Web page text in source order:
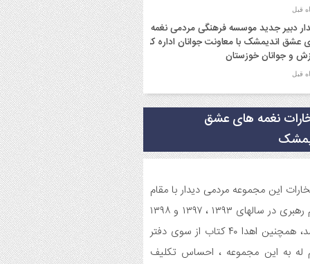
دبیر جدید موسسه فرهنگی مردمی نغمه
عشق اندیمشک با معاونت جوانان اداره کل
و جوانان خوزستان
دبیر موسسه فرهنگی مردمی نغمه های
با ریاست اداره ورزش و جوانان اندیمشک
دورهمی خانوادگی با عنوان کافه شادی
به مناسبت نیمه شعبان و دهه فجر و
ی جوان در اندیمشک برگزار شد.
جشن ولادت امام زمان (عج) و جشن
انقلاب اسلامی و هفته ی جوان در
برگزار شد.
نغمه های عشق
این مجموعه مردمی دیدار با مقام
معظم رهبری در سالهای ۱۳۹۳ ، ۱۳۹۷ و ۱۳۹۸
میباشد، همچنین اهدا ۴۰ کتاب از سوی دفتر
له به این مجموعه ، احساس تکلیف